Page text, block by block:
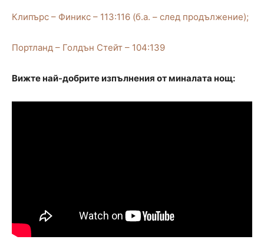
Клипърс – Финикс – 113:116 (б.а. – след продължение);
Портланд – Голдън Стейт – 104:139
Вижте най-добрите изпълнения от миналата нощ: